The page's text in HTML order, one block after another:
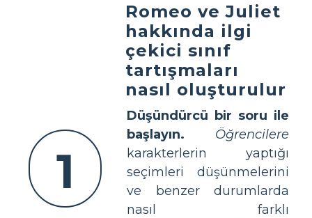
1
Romeo ve Juliet
hakkında ilgi
çekici sınıf
tartışmaları
nasıl oluşturulur
Düşündürcü bir soru ile
başlayın.
Öğrencilere
karakterlerin yaptığı
seçimleri düşünmelerini
ve benzer durumlarda
nasıl farklı